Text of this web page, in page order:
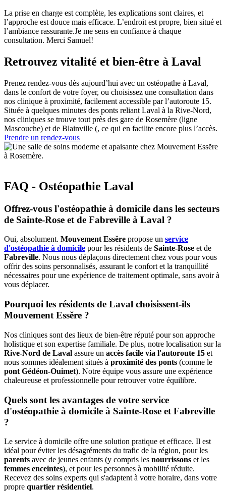
La prise en charge est complète, les explications sont claires, et
l’approche est douce mais efficace. L’endroit est propre, bien situé et
l’ambiance rassurante.Je me sens en confiance à chaque
consultation. Merci Samuel!
Retrouvez vitalité et bien-être à Laval
Prenez rendez-vous dès aujourd’hui avec un ostéopathe à Laval,
dans le confort de votre foyer, ou choisissez une consultation dans
nos clinique à proximité, facilement accessible par l’autoroute 15.
Située à quelques minutes des ponts reliant Laval à la Rive-Nord,
nos cliniques se trouve tout près des gare de Rosemère (ligne
Mascouche) et de Blainville (, ce qui en facilite encore plus l’accès.
Prendre un rendez-vous
FAQ - Ostéopathie Laval
Offrez-vous l'ostéopathie à domicile dans les secteurs
de Sainte-Rose et de Fabreville à Laval ?
Oui, absolument. Mouvement Essĕre propose un service
d'ostéopathie à domicile pour les résidents de Sainte-Rose et de
Fabreville. Nous nous déplaçons directement chez vous pour vous
offrir des soins personnalisés, assurant le confort et la tranquillité
nécessaires pour une expérience de traitement optimale, sans avoir à
vous déplacer.
Pourquoi les résidents de Laval choisissent-ils
Mouvement Essĕre ?
Nos cliniques sont des lieux de bien-être réputé pour son approche
holistique et son expertise familiale. De plus, notre localisation sur la
Rive-Nord de Laval assure un accès facile via l'autoroute 15 et
nous sommes idéalement situés à proximité des ponts (comme le
pont Gédéon-Ouimet). Notre équipe vous assure une expérience
chaleureuse et professionnelle pour retrouver votre équilibre.
Quels sont les avantages de votre service
d'ostéopathie à domicile à Sainte-Rose et Fabreville
?
Le service à domicile offre une solution pratique et efficace. Il est
idéal pour éviter les désagréments du trafic de la région, pour les
parents avec de jeunes enfants (y compris les nourrissons et les
femmes enceintes), et pour les personnes à mobilité réduite.
Recevez des soins experts qui s'adaptent à votre horaire, dans votre
propre quartier résidentiel.